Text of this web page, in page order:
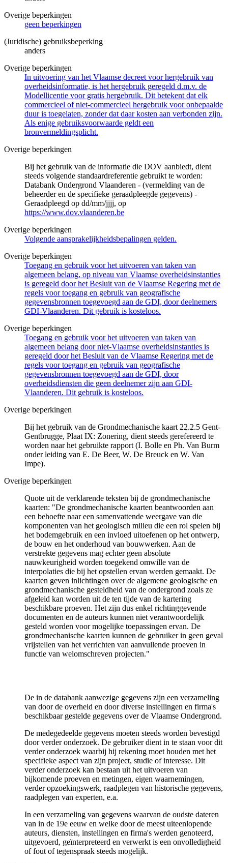
Overige beperkingen
geen beperkingen
(Juridische) gebruiksbeperking
anders
Overige beperkingen
In uitvoering van het Vlaamse decreet voor hergebruik van
overheidsinformatie, is het hergebruik geregeld d.m.v. de
Modellicentie voor gratis hergebruik. Dit betekent dat elk
commercieel of niet-commercieel hergebruik voor onbepaalde
duur is toegelaten, zonder dat daar kosten aan verbonden zijn.
Als enige gebruiksvoorwaarde geldt een
bronvermeldingsplicht.
Overige beperkingen
Bij het gebruik van de informatie die DOV aanbiedt, dient
steeds volgende standaardreferentie gebruikt te worden:
Databank Ondergrond Vlaanderen - (vermelding van de
beheerder en de specifieke geraadpleegde gegevens) -
Geraadpleegd op dd/mm/jjjj, op
https://www.dov.vlaanderen.be
Overige beperkingen
Volgende aansprakelijkheidsbepalingen gelden.
Overige beperkingen
Toegang en gebruik voor het uitvoeren van taken van
algemeen belang, op niveau van Vlaamse overheidsinstanties
is geregeld door het Besluit van de Vlaamse Regering met de
regels voor toegang en gebruik van geografische
gegevensbronnen toegevoegd aan de GDI, door deelnemers
GDI-Vlaanderen. Dit gebruik is kosteloos.
Overige beperkingen
Toegang en gebruik voor het uitvoeren van taken van
algemeen belang door niet-Vlaamse overheidsinstanties is
geregeld door het Besluit van de Vlaamse Regering met de
regels voor toegang en gebruik van geografische
gegevensbronnen toegevoegd aan de GDI, door
overheidsdiensten die geen deelnemer zijn aan GDI-
Vlaanderen. Dit gebruik is kosteloos.
Overige beperkingen
Bij het gebruik van de Grondmechanische kaart 22.2.5 Gent-
Gentbrugge, Plaat IX: Zonering, dient steeds gerefereerd te
worden naar het gebruikte rapport (I. Bolle en Ph. Van Burm
onder leiding van E. De Beer, W. De Breuck en W. Van
Impe).
Overige beperkingen
Quote uit de verklarende teksten bij de grondmechanische
kaarten: "De grondmechanische kaarten beantwoorden aan
een behoefte naar een samenvattende weergave van die
komponenten van het geologisch milieu die een rol spelen bij
het bodemgebruik en een invloed uitoefenen op het ontwerp,
de bouw en het onderhoud van bouwwerken. Aan de
verstrekte gegevens mag echter geen absolute
nauwkeurigheid worden toegekend omwille van de
interpolaties die bij het opstellen ervan werden gemaakt. De
kaarten geven inlichtingen over de algemene geologische en
grondmechanische gesteldheid van de ondergrond zoals ze
afgeleid kan worden uit de ten tijde van de kartering
beschikbare proeven. Het zijn dus enkel richtinggevende
documenten en de auteurs kunnen niet verantwoordelijk
gesteld worden voor mogelijke toepassingen ervan. De
grondmechanische kaarten kunnen de gebruiker in geen geval
vrijstellen van het verrichten van aanvullende proeven in
functie van welomschreven projecten."
De in de databank aanwezige gegevens zijn een verzameling
van door de overheid en door diverse instellingen en firma's
beschikbaar gestelde gegevens over de Vlaamse Ondergrond.
De medegedeelde gegevens moeten steeds worden bevestigd
door verder onderzoek. De gebruiker dient in te staan voor dit
verder onderzoek waarbij hij rekening moet houden met het
specifieke aspect van zijn project, studie of interesse. Dit
verder onderzoek kan bestaan uit het uitvoeren van
bijkomende proeven en metingen, eigen waarnemingen,
verder opzoekingswerk, raadplegen van historische gegevens,
raadplegen van experten, e.a.
In een verzameling van gegevens waarvan de oudste dateren
van in de 19e eeuw en welke door de meest uiteenlopende
auteurs, diensten, instellingen en firma's werden genoteerd,
uitgevoerd, geïnterpreteerd en verwerkt is een onvolledigheid
of fout of tegenspraak steeds mogelijk.